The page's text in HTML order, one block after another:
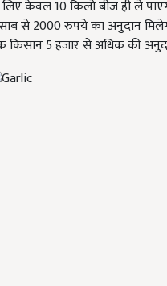
केवल 10 किलो बीज ही ले
से 2000 रुपये का अनुदान
किसान 5 हजार से अधिक की